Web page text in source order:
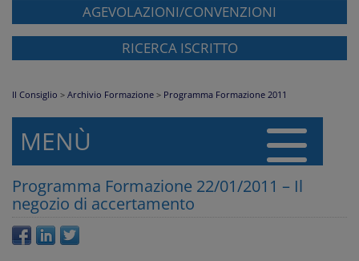
AGEVOLAZIONI/CONVENZIONI
RICERCA ISCRITTO
Il Consiglio > Archivio Formazione > Programma Formazione 2011
MENÙ
Programma Formazione 22/01/2011 – Il
negozio di accertamento